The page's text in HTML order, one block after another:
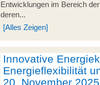
Entwicklungen im Bereich
deren...
[Alles Zeigen]
Innovative
Energieflexibilität
20. November